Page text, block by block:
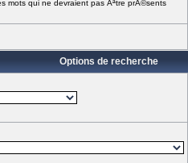
mots qui ne devraient pas Ãªtre prÃ©sents
Options de recherche